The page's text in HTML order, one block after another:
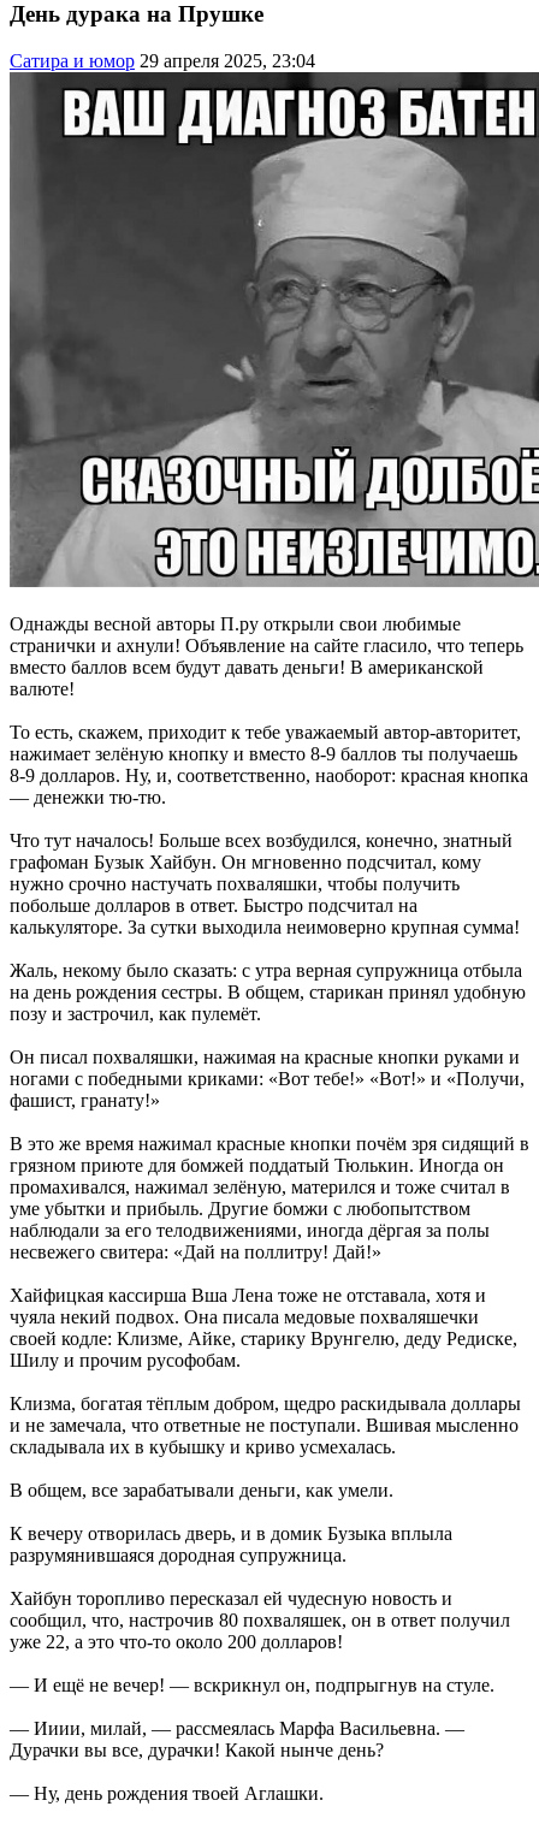
День дурака на Прушке
Сатира и юмор 29 апреля 2025, 23:04
Однажды весной авторы П.ру открыли свои любимые
странички и ахнули! Объявление на сайте гласило, что теперь
вместо баллов всем будут давать деньги! В американской
валюте!
То есть, скажем, приходит к тебе уважаемый автор-авторитет,
нажимает зелёную кнопку и вместо 8-9 баллов ты получаешь
8-9 долларов. Ну, и, соответственно, наоборот: красная кнопка
— денежки тю-тю.
Что тут началось! Больше всех возбудился, конечно, знатный
графоман Бузык Хайбун. Он мгновенно подсчитал, кому
нужно срочно настучать похваляшки, чтобы получить
побольше долларов в ответ. Быстро подсчитал на
калькуляторе. За сутки выходила неимоверно крупная сумма!
Жаль, некому было сказать: с утра верная супружница отбыла
на день рождения сестры. В общем, старикан принял удобную
позу и застрочил, как пулемёт.
Он писал похваляшки, нажимая на красные кнопки руками и
ногами с победными криками: «Вот тебе!» «Вот!» и «Получи,
фашист, гранату!»
В это же время нажимал красные кнопки почём зря сидящий в
грязном приюте для бомжей поддатый Тюлькин. Иногда он
промахивался, нажимал зелёную, матерился и тоже считал в
уме убытки и прибыль. Другие бомжи с любопытством
наблюдали за его телодвижениями, иногда дёргая за полы
несвежего свитера: «Дай на поллитру! Дай!»
Хайфицкая кассирша Вша Лена тоже не отставала, хотя и
чуяла некий подвох. Она писала медовые похваляшечки
своей кодле: Клизме, Айке, старику Врунгелю, деду Редиске,
Шилу и прочим русофобам.
Клизма, богатая тёплым добром, щедро раскидывала доллары
и не замечала, что ответные не поступали. Вшивая мысленно
складывала их в кубышку и криво усмехалась.
В общем, все зарабатывали деньги, как умели.
К вечеру отворилась дверь, и в домик Бузыка вплыла
разрумянившаяся дородная супружница.
Хайбун торопливо пересказал ей чудесную новость и
сообщил, что, настрочив 80 похваляшек, он в ответ получил
уже 22, а это что-то около 200 долларов!
— И ещё не вечер! — вскрикнул он, подпрыгнув на стуле.
— Ииии, милай, — рассмеялась Марфа Васильевна. —
Дурачки вы все, дурачки! Какой нынче день?
— Ну, день рождения твоей Аглашки.